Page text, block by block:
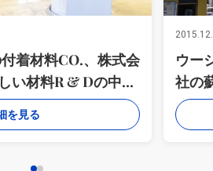
着材料CO.、株式会
い材料R & Dの中心
を取る式。
を見る
ウー
社の
間の